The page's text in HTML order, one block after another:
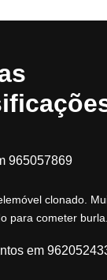
965057869
clonado.
para cometer burla.
em